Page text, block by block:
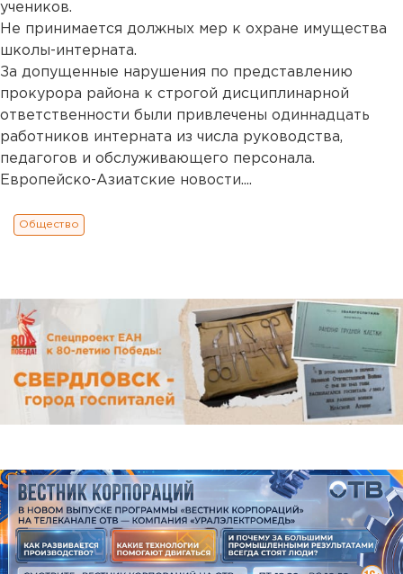
учеников.
Не принимается должных мер к охране имущества
школы-интерната.
За допущенные нарушения по представлению
прокурора района к строгой дисциплинарной
ответственности были привлечены одиннадцать
работников интерната из числа руководства,
педагогов и обслуживающего персонала.
Европейско-Азиатские новости....
Общество